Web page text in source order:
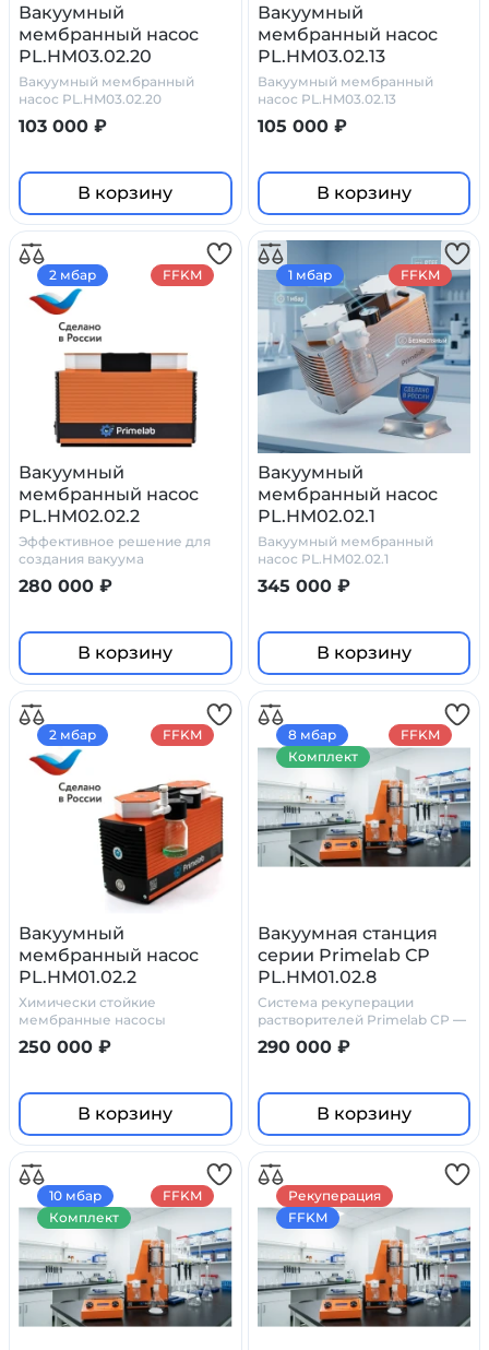
Вакуумный
мембранный насос
PL.HM03.02.20
Вакуумный мембранный
насос PL.HM03.02.20
103 000 ₽
В корзину
Вакуумный
мембранный насос
PL.HM03.02.13
Вакуумный мембранный
насос PL.HM03.02.13
105 000 ₽
В корзину
Вакуумный
мембранный насос
PL.HM02.02.2
Эффективное решение для
создания вакуума
280 000 ₽
В корзину
2 мбар FFKM
Вакуумный
мембранный насос
PL.HM02.02.1
Вакуумный мембранный
насос PL.HM02.02.1
345 000 ₽
В корзину
1 мбар FFKM
Вакуумный
мембранный насос
PL.HM01.02.2
Химически стойкие
мембранные насосы
Праймлаб
250 000 ₽
В корзину
2 мбар FFKM
Вакуумная станция
серии Primelab СР
PL.HM01.02.8
Система рекуперации
растворителей Primelab СР —
химически стойкое решение
для лабораторий
290 000 ₽
В корзину
8 мбар
FFKM
Комплект
10 мбар
FFKM
Комплект
Рекуперация
FFKM